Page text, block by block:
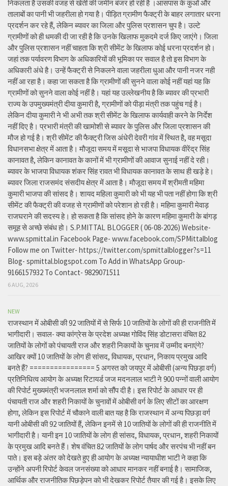
निकलता है उसकी वजह से खेती की जमीन बंजर हो रही है ।आसपास के कुओं और
तालाबों का पानी भी जहरीला हो गया है। पीड़ित ग्रामीण फैक्ट्री के बाहर लगातार धरना
प्रदर्शन कर रहे हैं, लेकिन ब्यावर का जिला और पुलिस प्रशासन चुप है। उल्टे
ग्रामीणों को ही धमकी दी जा रही है कि उनके खिलाफ मुकदमे दर्ज किए जाएंगे। जिला
और पुलिस प्रशासन नहीं चाहता कि श्री सीमेंट के खिलाफ कोई धरना प्रदर्शन हो।
जहां तक पर्यावरण विभाग के अधिकारियों की भूमिका पर सवाल है तो इस विभाग के
अधिकारी अंधे है। उन्हें फैक्ट्री से निकलने वाला जहरीला धुआ और पानी नजर नही
नहीं आ रहा है। कहा जा सकता है कि ग्रामीणों की सुनने वाला कोई नहीं यहां यह कि
ग्रामीणों को सुनने वाला कोई नहीं है। यहां यह उल्लेखनीय है कि ब्यावर की प्रभारी
राज्य के उपमुख्यमंत्री दीया कुमारी है, ग्रामीणों को पीड़ा मंत्री तक पहुंच गई है।
लेकिन दीया कुमारी ने भी अभी तक श्री सीमेंट के खिलाफ कार्यवाही करने के निर्देश
नहीं दिए है। प्रभारी मंत्री की खामोशी से ब्यावर के पुलिस और जिला प्रशासन की
मौज हो गई है। श्री सीमेंट की फैक्ट्री जिस अंधेरी देवरी गांव में स्थित है, वह मसूदा
विधानसभा क्षेत्र में आता है। मौजूदा समय में मसूदा से भाजपा विधायक वीरेंद्र सिंह
कानावत है, लेकिन कानावत के कानों में भी ग्रामीणों की आवाज सुनाई नहीं दे रही।
ब्यावर के भाजपा विधायक शंकर सिंह रावत भी विधायक कानावत के साथ ही खड़े हे।
ब्यावर जिला राजसमंद संसदीय क्षेत्र में आता है। मौजूदा समय में श्रीमती महिमा
कुमारी भाजपा की सांसद है। शायद महिला कुमारी को भी यह भी पता नहीं होगा कि श्री
सीमेंट की फैक्ट्री की वजह से ग्रामीणों को परेशान हो रही है। महिमा कुमारी मेवाड़
राजघराने की सदस्य हे। हो सकता है कि सांसद होने के कारण महिमा कुमारी के बांगड़
समूह से अच्छे संबंध हो। S.P.MITTAL BLOGGER ( 06-08-2026) Website-
www.spmittal.in Facebook Page- www.facebook.com/SPMittalblog
Follow me on Twitter- https://twitter.com/spmittalblogger?s=11
Blog- spmittal.blogspot.com To Add in WhatsApp Group-
9166157932 To Contact- 9829071511
6 AUG, 2026
NEW
राजस्थान में ओबीसी की 92 जातियों में से सिर्फ 10 जातियों के लोगों की ही राजनीति में
भागीदारी। सवाल- क्या कांग्रेस के प्रदेश अध्यक्ष गोविंद सिंह डोटासरा वंचित 82
जातियों के लोगों को पंचायती राज और शहरी निकायों के चुनाव में उम्मीद बनाएंगे?
आखिर क्यों 10 जातियों के लोग ही सांसद, विधायक, प्रधान, निकाय प्रमुख आदि
बनते हैं? ================ 5 अगस्त को जयपुर में ओबीसी (अन्य पिछड़ा वर्ग)
प्रतिनिधित्व आयोग के अध्यक्ष रिटायर्ड जज मदनलाल भाटी ने 900 पन्नों वाली आयोग
की रिपोर्ट मुख्यमंत्री भजनलाल शर्मा को सौंप दी है। इस रिपोर्ट के आधार पर ही
पंचायती राज और शहरी निकायों के चुनावों में ओबीसी वर्ग के लिए सीटों का आरक्षण
होगा, लेकिन इस रिपोर्ट में चौकाने वाली बात यह है कि राजस्थान में अन्य पिछड़ा वर्ग
यानी ओबीसी की 92 जातियों हैं, लेकिन इनमें से 10 जातियों के लोगों की ही राजनीति में
भागीदारी है। यानी इन 10 जातियों के लोग ही सांसद, विधायक, प्रधान, शहरी निकायों
के प्रमुख आदि बनते हैं। शेष वंचित 82 जातियों के लोग पार्षद और सरपंच भी नहीं बन
पाते। इस बड़े अंतर को देखते हुए ही आयोग के अध्यक्ष न्यायाधीश भाटी ने कहा कि
उन्होंने अपनी रिपोर्ट केवल जनसंख्या को आधार मानकर नहीं बनाई है। सामाजिक,
आर्थिक और राजनीतिक पिछड़ेपन को भी देखकर रिपोर्ट तैयार की गई है। इसके लिए